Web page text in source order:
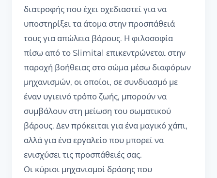
διατροφής που έχει σχεδιαστεί για να
υποστηρίξει τα άτομα στην προσπάθειά
τους για απώλεια βάρους. Η φιλοσοφία
πίσω από το Slimital επικεντρώνεται στην
παροχή βοήθειας στο σώμα μέσω διαφόρων
μηχανισμών, οι οποίοι, σε συνδυασμό με
έναν υγιεινό τρόπο ζωής, μπορούν να
συμβάλουν στη μείωση του σωματικού
βάρους. Δεν πρόκειται για ένα μαγικό χάπι,
αλλά για ένα εργαλείο που μπορεί να
ενισχύσει τις προσπάθειές σας.
Οι κύριοι μηχανισμοί δράσης που